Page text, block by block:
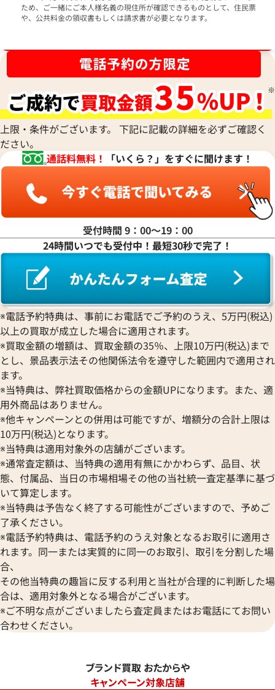
ため、ご一緒にご本人様名義の現住所が確認できるものとして、住民票
や、公共料金の領収書もしくは請求書が必要となります。
上限・条件がございます。 下記に記載の詳細を必ずご確認く
ださい。
通話料無料！
「いくら？」をすぐに聞けます！
受付時間 9：00〜19：00
24時間いつでも受付中！最短30秒で完了！
※電話予約特典は、事前にお電話でご予約のうえ、5万円(税込)
以上の買取が成立した場合に適用されます。
※買取金額の増額は、買取金額の35％、上限10万円(税込)まで
とし、景品表示法その他関係法令を遵守した範囲内で適用され
ます。
※当特典は、弊社買取価格からの金額UPになります。また、適
用外商品はありません。
※他キャンペーンとの併用は可能ですが、増額分の合計上限は
10万円(税込)となります。
※当特典は適用対象外の店舗がございます。
※通常査定額は、当特典の適用有無にかかわらず、品目、状
態、付属品、当日の市場相場その他の当社統一査定基準に基づ
いて算定します。
※当特典は予告なく終了する可能性がございますので、予めご
了承ください。
※電話予約特典は、電話予約のうえ対象となるお取引に適用さ
れます。同一または実質的に同一のお取引、取引を分割した場
合、
その他当特典の趣旨に反する利用と当社が合理的に判断した場
合は、適用対象外となる場合がございます。
※ご不明な点がございましたら査定員またはお電話にてお問い
合わせください。
ブランド買取 おたからや
キャンペーン対象店舗